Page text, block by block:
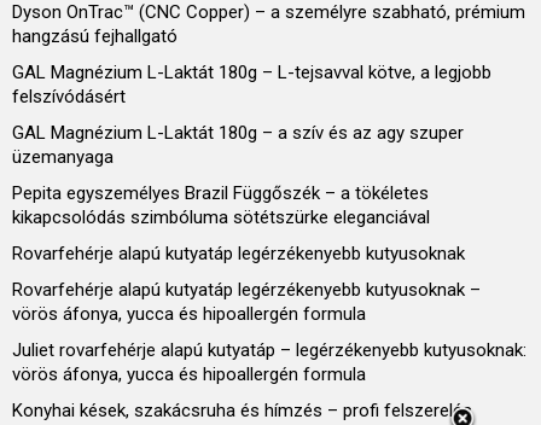
Dyson OnTrac™ (CNC Copper) – a személyre szabható, prémium
hangzású fejhallgató
GAL Magnézium L-Laktát 180g – L-tejsavval kötve, a legjobb
felszívódásért
GAL Magnézium L-Laktát 180g – a szív és az agy szuper
üzemanyaga
Pepita egyszemélyes Brazil Függőszék – a tökéletes
kikapcsolódás szimbóluma sötétszürke eleganciával
Rovarfehérje alapú kutyatáp legérzékenyebb kutyusoknak
Rovarfehérje alapú kutyatáp legérzékenyebb kutyusoknak –
vörös áfonya, yucca és hipoallergén formula
Juliet rovarfehérje alapú kutyatáp – legérzékenyebb kutyusoknak:
vörös áfonya, yucca és hipoallergén formula
Konyhai kések, szakácsruha és hímzés – profi felszerelés